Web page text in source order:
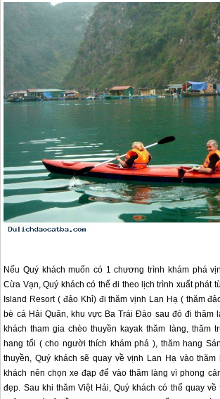
Nếu Quý khách muốn có 1 chương trình khám phá
Cừa Vạn, Quý khách có thể đi theo lịch trình xuất phát
Island Resort ( đảo Khỉ) đi thăm vịnh Lan Hạ ( thăm
bè cá Hải Quân, khu vực Ba Trái Đào sau đó đi thăm
khách tham gia chèo thuyền kayak thăm làng, thăm
hang tối ( cho người thích khám phá ), thăm hang
thuyền, Quý khách sẽ quay về vịnh Lan Hạ vào
khách nên chọn xe đạp để vào thăm làng vì phong
đẹp. Sau khi thăm Việt Hải, Quý khách có thể quay